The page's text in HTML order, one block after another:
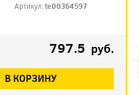
Артикул:te00364597
797.5 руб.
В КОРЗИНУ